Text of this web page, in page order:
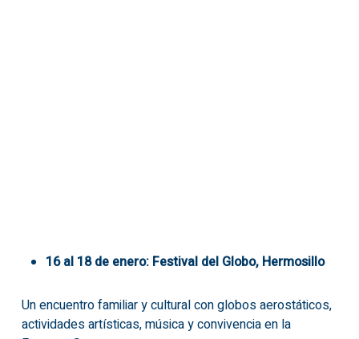
16 al 18 de enero: Festival del Globo, Hermosillo
Un encuentro familiar y cultural con globos aerostáticos,
actividades artísticas, música y convivencia en la